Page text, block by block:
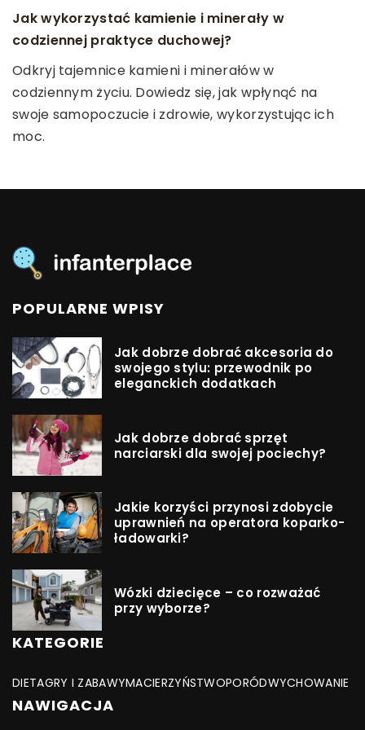
Co warto wiedzieć o diecie bezglutenowej dla
dzieci?
Poznaj korzyści i wyzwania diety bezglutenowej dla
dzieci. Usuń wszelkie wątpliwości, zapewniając
swojemu maluchowi bezpieczne i zdrowe
odżywianie.
Jak wykorzystać kamienie i minerały w
codziennej praktyce duchowej?
Odkryj tajemnice kamieni i minerałów w
codziennym życiu. Dowiedz się, jak wpłynąć na
swoje samopoczucie i zdrowie, wykorzystując ich
moc.
POPULARNE WPISY
Jak dobrze dobrać akcesoria do
swojego stylu: przewodnik po
eleganckich dodatkach
Jak dobrze dobrać sprzęt
narciarski dla swojej pociechy?
Jakie korzyści przynosi zdobycie
uprawnień na operatora koparko-
ładowarki?
Wózki dziecięce – co rozważać
przy wyborze?
KATEGORIE
DIETAGRY I ZABAWYMACIERZYŃSTWOPORÓDWYCHOWANIE
NAWIGACJA